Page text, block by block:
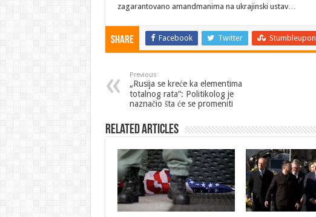
zagarantovano amandmanima na ukrajinski ustav…
Share Facebook Twitter Stumbleupon
Previous
„Rusija se kreće ka elementima
totalnog rata“: Politikolog je
naznačio šta će se promeniti
Related Articles